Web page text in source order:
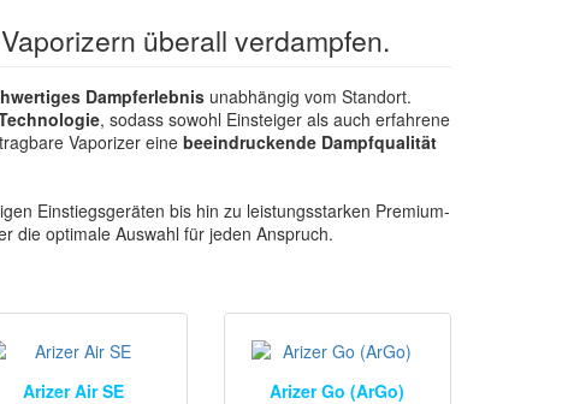
überall verdampfen.
Dampferlebnisunabhängig vom Standort.
, sodass sowohl Einsteiger als auch erfahrene
Vaporizer eine beeindruckende Dampfqualität
Einstiegsgeräten bis hin zu leistungsstarken Premium-
die optimale Auswahl für jeden Anspruch.
Arizer Air SE Arizer Go (ArGo)